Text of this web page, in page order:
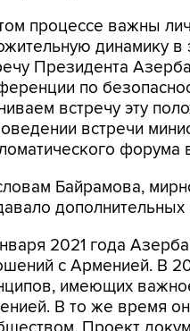
процессе важны
динамику в
Президента
по
встречу эту
встречи
форума
Байрамова,
2021 года
с Арменией. В
имеющих
В то же время